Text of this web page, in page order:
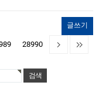
글쓰기
28990